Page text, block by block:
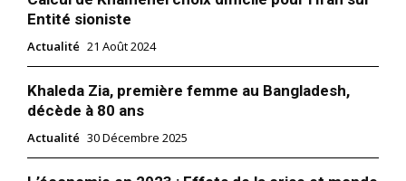
Entité sioniste
Actualité 21 Août 2024
Khaleda Zia, première femme au Bangladesh,
décède à 80 ans
Actualité 30 Décembre 2025